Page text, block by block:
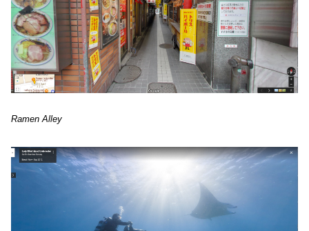
Ramen Alley